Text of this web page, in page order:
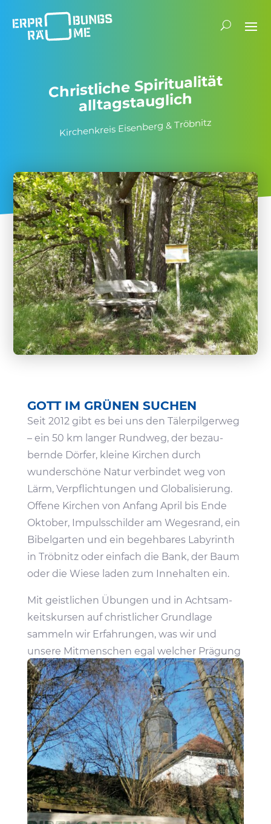
Christ­liche Spiri­tua­lität
alltagstauglich
Kirchen­kreis Eisen­berg & Tröbnitz
GOTT IM GRÜNEN SUCHEN
Seit 2012 gibt es bei uns den Täler­pil­gerweg
– ein 50 km langer Rundweg, der bezau­
bernde Dörfer, kleine Kirchen durch
wunder­schöne Natur verbindet weg von
Lärm, Verpflich­tungen und Globa­li­sie­rung.
Offene Kirchen von Anfang April bis Ende
Oktober, Impuls­schilder am Weges­rand, ein
Bibel­garten und ein begeh­bares Laby­rinth
in Tröb­nitz oder einfach die Bank, der Baum
oder die Wiese laden zum Inne­halten ein.
Mit geist­li­chen Übungen und in Acht­sam­
keits­kursen auf christ­li­cher Grund­lage
sammeln wir Erfah­rungen, was wir und
unsere Mitmen­schen egal welcher Prägung
brau­chen und wie Gott sich ihnen öffnet.